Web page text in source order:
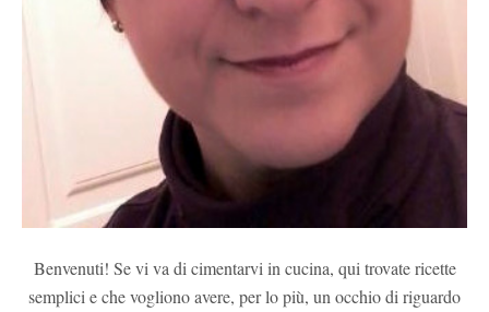
Benvenuti! Se vi va di cimentarvi in cucina, qui trovate ricette
semplici e che vogliono avere, per lo più, un occhio di riguardo